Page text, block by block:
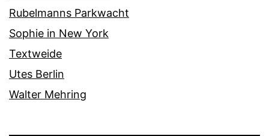
Rubelmanns Parkwacht
Sophie in New York
Textweide
Utes Berlin
Walter Mehring